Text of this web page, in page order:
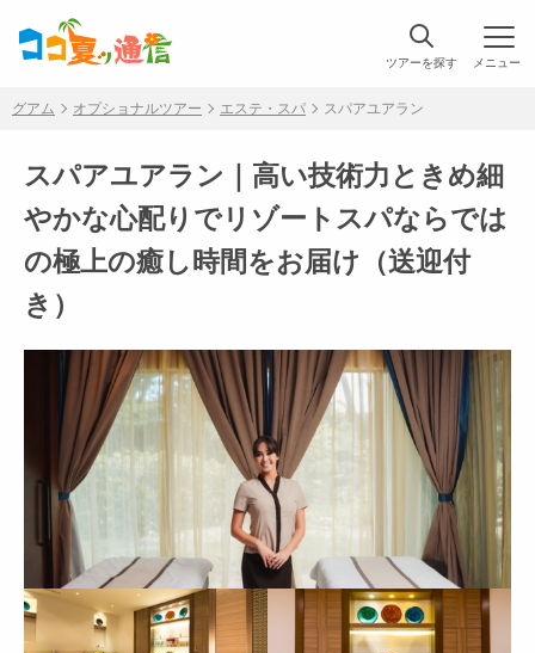
ツアーを探す
グアム オプショナルツアー エステ・スパ スパアユアラン
スパアユアラン｜高い技術力ときめ細
やかな心配りでリゾートスパならでは
の極上の癒し時間をお届け（送迎付
き）
メニュー